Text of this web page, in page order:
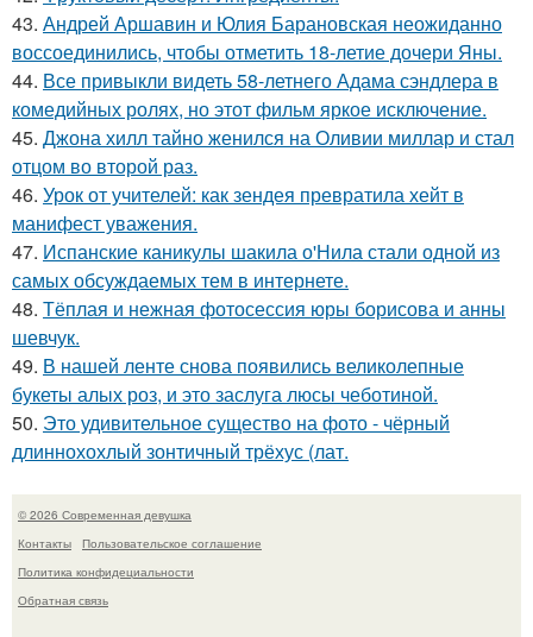
43. Андрей Аршавин и Юлия Барановская неожиданно
воссоединились, чтобы отметить 18-летие дочери Яны.
44. Все привыкли видеть 58-летнего Адама сэндлера в
комедийных ролях, но этот фильм яркое исключение.
45. Джона хилл тайно женился на Оливии миллар и стал
отцом во второй раз.
46. Урок от учителей: как зендея превратила хейт в
манифест уважения.
47. Испанские каникулы шакила о'Нила стали одной из
самых обсуждаемых тем в интернете.
48. Тёплая и нежная фотосессия юры борисова и анны
шевчук.
49. В нашей ленте снова появились великолепные
букеты алых роз, и это заслуга люсы чеботиной.
50. Это удивительное существо на фото - чёрный
длиннохохлый зонтичный трёхус (лат.
© 2026 Современная девушка
Контакты
Пользовательское соглашение
Политика конфидециальности
Обратная связь